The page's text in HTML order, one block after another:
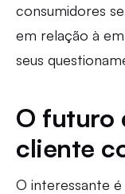
consumidores
em relação à
seus
O futuro
cliente
O interessante